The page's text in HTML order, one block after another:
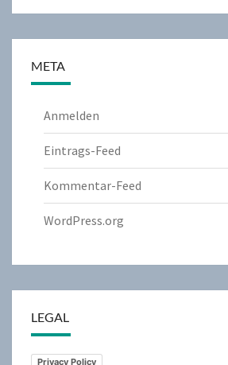
META
Anmelden
Eintrags-Feed
Kommentar-Feed
WordPress.org
LEGAL
Privacy Policy